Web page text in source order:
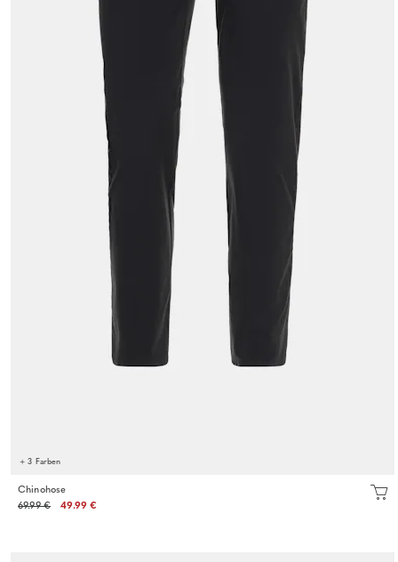
+ 3 Farben
Chinohose
69.99 €
49.99 €